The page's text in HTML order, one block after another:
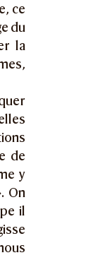
ce
du
la
de
y
On
il